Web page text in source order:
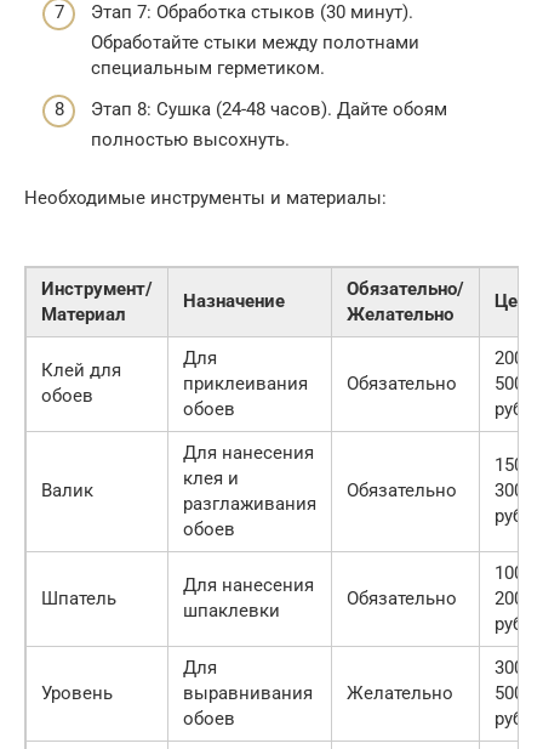
Этап 7: Обработка стыков (30 минут).
Обработайте стыки между полотнами
специальным герметиком.
Этап 8: Сушка (24-48 часов). Дайте обоям
полностью высохнуть.
Необходимые инструменты и материалы:
Инструмент/
Материал
Назначение
Обязательно/
Желательно
Цена
Клей для
обоев
Для
приклеивания
обоев
Обязательно
200-
500
руб.
Валик
Для нанесения
клея и
разглаживания
обоев
Обязательно
150-
300
руб.
Шпатель
Для нанесения
шпаклевки
Обязательно
100-
200
руб.
Уровень
Для
выравнивания
обоев
Желательно
300-
500
руб.